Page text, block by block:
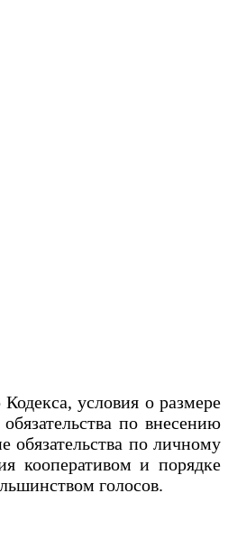
условия о размере
по внесению
обязательства по личному
кооперативом и порядке
голосов.